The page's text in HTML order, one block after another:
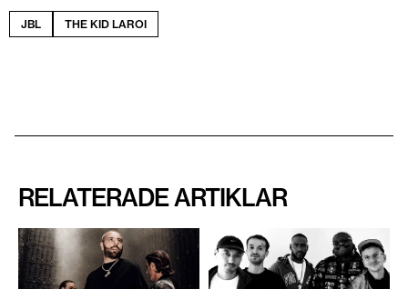
JBL THE KID LAROI
RELATERADE ARTIKLAR